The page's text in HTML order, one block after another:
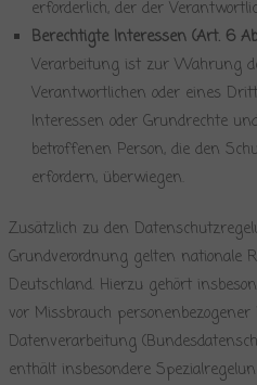
erforderlich, der der
Berechtigte Interessen (Art. 6
Verarbeitung ist zur Wahrung
Verantwortlichen oder eines
Interessen oder Grundrechte
betroffenen Person, die den
erfordern, überwiegen.
Zusätzlich zu den
Grundverordnung gelten nationale
Deutschland. Hierzu gehört
vor Missbrauch
Datenverarbeitung
enthält insbesondere